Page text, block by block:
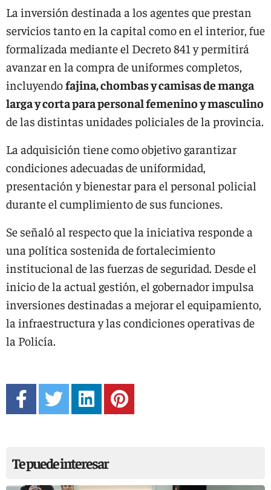
La inversión destinada a los agentes que prestan
servicios tanto en la capital como en el interior, fue
formalizada mediante el Decreto 841 y permitirá
avanzar en la compra de uniformes completos,
incluyendofajina, chombas y camisas de manga
larga y corta para personal femenino y masculino
de las distintas unidades policiales de la provincia.
La adquisición tiene como objetivo garantizar
condiciones adecuadas de uniformidad,
presentación y bienestar para el personal policial
durante el cumplimiento de sus funciones.
Se señaló al respecto que la iniciativa responde a
una política sostenida de fortalecimiento
institucional de las fuerzas de seguridad. Desde el
inicio de la actual gestión, el gobernador impulsa
inversiones destinadas a mejorar el equipamiento,
la infraestructura y las condiciones operativas de
la Policía.
Te puede interesar